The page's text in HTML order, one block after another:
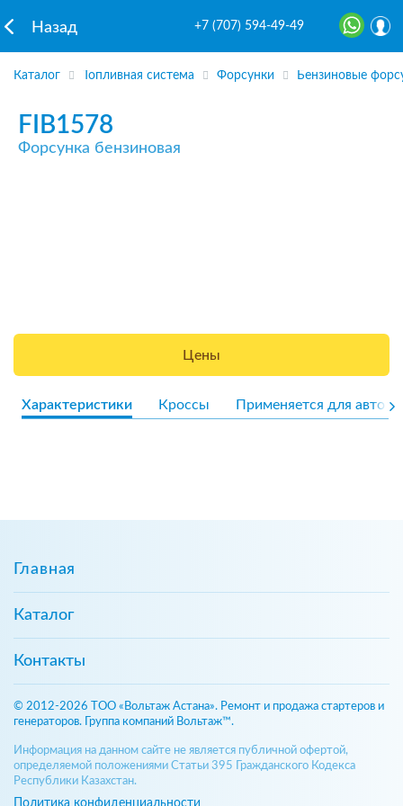
Назад +7 (707) 594-49-49
Каталог Топливная система Форсунки Бензиновые
FIB1578
Форсунка бензиновая
Цены
Характеристики Кроссы Применяется для авто
Главная
Каталог
Контакты
© 2012-2026 ТОО «Вольтаж Астана». Ремонт и продажа стартеров и
генераторов. Группа компаний Вольтаж™.
Информация на данном сайте не является публичной офертой,
определяемой положениями Статьи 395 Гражданского Кодекса
Республики Казахстан.
Политика конфиденциальности